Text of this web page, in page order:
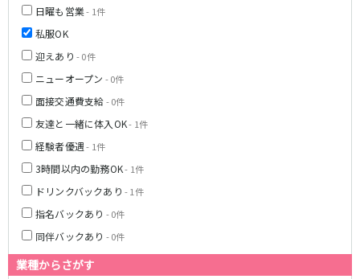
日曜も営業- 1件
私服OK
迎えあり - 0件
ニューオープン - 0件
面接交通費支給- 0件
友達と一緒に体入OK- 1件
経験者優遇- 1件
3時間以内の勤務OK- 1件
ドリンクバックあり - 1件
指名バックあり - 0件
同伴バックあり - 0件
業種からさがす
飯能・狭山
坂戸・東松山
千葉県
千葉
成田・四街道・香取
八千代台・勝田台
栃木県
宇都宮
五反田駅
渋谷駅
品川駅
駒込駅
高田馬場駅
西日暮里駅
目黒駅
目白駅
東京メトロ丸ノ内線
池袋駅
荻窪駅